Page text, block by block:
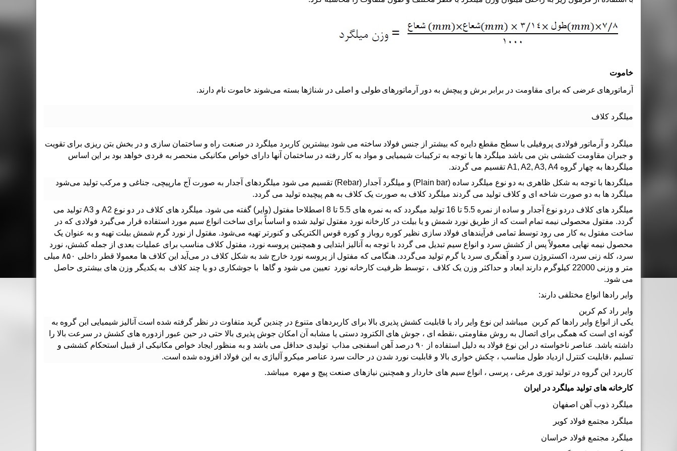
خاموت
آرماتورهای عرضی که برای مقاومت در برابر برش و پیچش به دور آرماتورهای طولی و اصلی در شناژها بسته می‌شوند خاموت نام دارند.
میلگرد کلاف
میلگرد و آرماتور فولادی پروفیلی با سطح مقطع دایره که بیشتر از جنس فولاد ساخته می شود بیشترین کاربرد میلگرد در صنعت راه و ساختمان سازی و در بخش بتن ریزی برای تقویت
و جبران مقاومت کششی بتن می باشد میلگرد ها با توجه به ترکیبات شیمیایی و مواد به کار رفته در ساختمان‌ آنها دارای خواص مکانیکی منحصر به فردی خواهد بود بر این اساس
میلگردها به چهار گروه A1, A2, A3, A4 تقسیم می گردند.
میلگردها با توجه به شکل ظاهری به دو نوع میلگرد ساده (Plain bar) و میلگرد آجدار
(Rebar) تقسیم می شود میلگردهای آجدار به صورت آج مارپیچی، جناغی و مرکب تولید می‌شود
میلگرد ها به دو صورت شاخه ای و کلاف تولید می گردند میلگرد کلاف به صورت یک کلاف به هم پیچیده تولید می گردد.
میلگرد های کلاف دردو نوع آجدار و ساده از نمره 5.5 تا 16 تولید میگردد که به نمره های 5.5 تا 8 اصطلاحا مفتول (وایر) گفته می شود. میلگرد های کلاف در دو نوع A2 و A3 تولید می
گردد. مفتول محصولی نیمه تمام است که از طریق نورد شمش و یا بیلت در کارخانه نورد مفتول تولید شده و اساساً برای ساخت انواع سیم مورد استفاده قرار می‌گیرد فولادی که در
ساخت مفتول به کار می رود توسط تمامی فرآیندهای فولاد سازی نظیر کوره روباز و کوره قوس الکتریکی و کنورتر تهیه می‌شود. مفتول از نورد گرم شمش بیلت تهیه و به عنوان یک
محصول نیمه نهایی معمولاً پس از کشش سرد و انواع سیم تبدیل می گردد با توجه به آنالیز ابتدایی و همچنین پروسه نورد، مفتول کلاف مناسب برای عملیات بعدی از جمله کشش، نورد
سرد، کله زنی سرد، اکستروژن سرد و آهنگری سرد یا گرم تولید می‌گردد. هنگامی که مفتول از پروسه نورد خارج شد به شکل کلاف در می‌آید این کلاف ها معمولا قطر داخلی ۸۵۰ میلی
متر و وزنی 22000 کیلوگرم دارند ابعاد و حداکثر وزن یک کلاف ، توسط ظرفیت کارخانه نورد تعیین می شود و گاها با جوشکاری دو یا چند کلاف به یکدیگر وزن های بیشتری حاصل
می شود.
وایر رادها انواع مختلفی دارند:
وایر راد کم کربن
یکی از انواع وایر رادها کم کربن میباشد این نوع وایر راد با قابلیت کشش پذیری بالا برای کاربردهای متنوع در چندین گرید متفاوت در نظر گرفته شده است آنالیز شیمیایی این گروه به
گونه ای است که همگی برای اتصال به روش مقاومتی ،نقطه ای ، جوش های الکترود دستی یا مشابه آن امکان جوش پذیری بالا حتی در حین عبور ازدوره های کشش در سرعت بالا را
داشته باشد. عناصر ناخواسته در این نوع فولاد به دلیل استفاده از ۹۰ درصد آهن اسفنجی مذاب تولیدی حداقل می باشد و به منظور ایجاد خواص مکانیکی از قبیل استحکام کششی و
تسلیم ،قابلیت کنترل ازدیاد طول مناسب ، چکش خواری بالا و قابلیت نورد شدن در حالت سرد عناصر میکرو آلیاژی به این فولاد افزوده شده است.
کاربرد این گروه در تولید توری مرغی ، پرسی ، انواع سیم های خاردار و همچنین نیازهای صنعت پیچ و مهره میباشد.
کارخانه های تولید میلگرد در ایران
میلگرد ذوب آهن اصفهان
میلگرد مجتمع فولاد کویر
میلگرد مجتمع فولاد خراسان